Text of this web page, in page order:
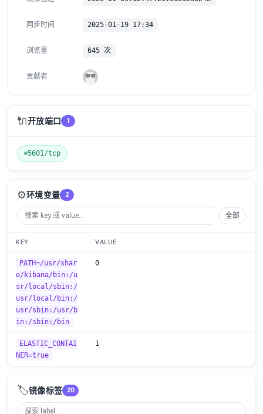
同步时间 2025-01-19 17:34
浏览量 645 次
贡献者
🔌开放端口 1
5601/tcp
⚙️环境变量 2
全部
KEY VALUE
PATH=/usr/shar
e/kibana/bin:/u
sr/local/sbin:/
usr/local/bin:/
usr/sbin:/usr/b
in:/sbin:/bin
0
ELASTIC_CONTAI
NER=true
1
🏷️镜像标签 20